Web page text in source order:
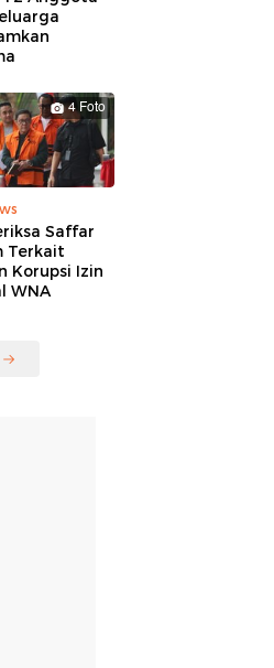
4 Foto
Saffar
Terkait
Korupsi Izin
WNA